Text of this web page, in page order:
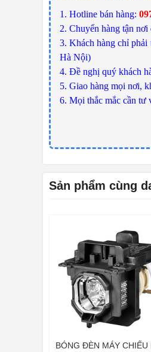
1. Hotline bán hàng:
2. Chuyển hàng tận
3. Khách hàng chỉ phải
Hà Nội)
4. Đề nghị quý khách
5. Giao hàng mọi nơi,
6. Mọi thắc mắc cần tư
Sản phẩm cùng
BÓNG ĐÈN MÁY CHIẾU